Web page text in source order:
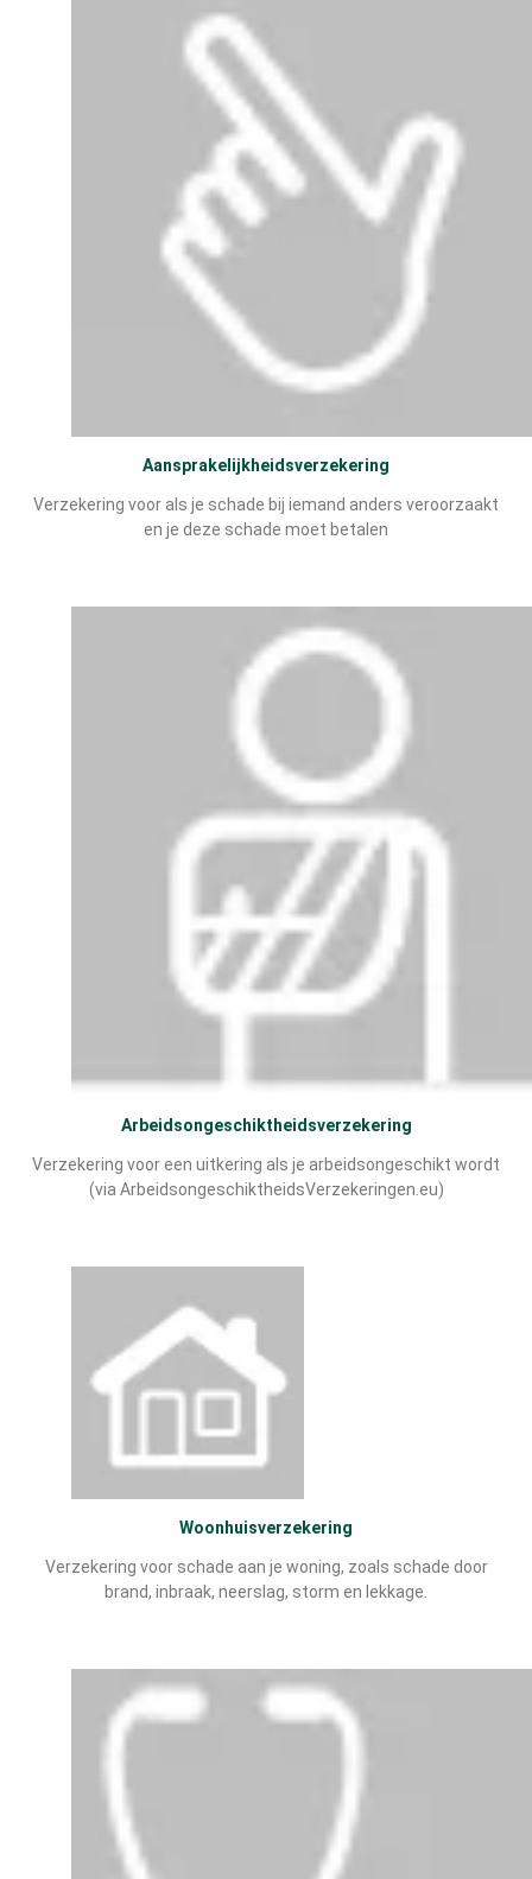
Aansprakelijkheidsverzekering
Verzekering voor als je schade bij iemand anders veroorzaakt
en je deze schade moet betalen
Arbeidsongeschiktheidsverzekering
Verzekering voor een uitkering als je arbeidsongeschikt wordt
(via ArbeidsongeschiktheidsVerzekeringen.eu)
Woonhuisverzekering
Verzekering voor schade aan je woning, zoals schade door
brand, inbraak, neerslag, storm en lekkage.